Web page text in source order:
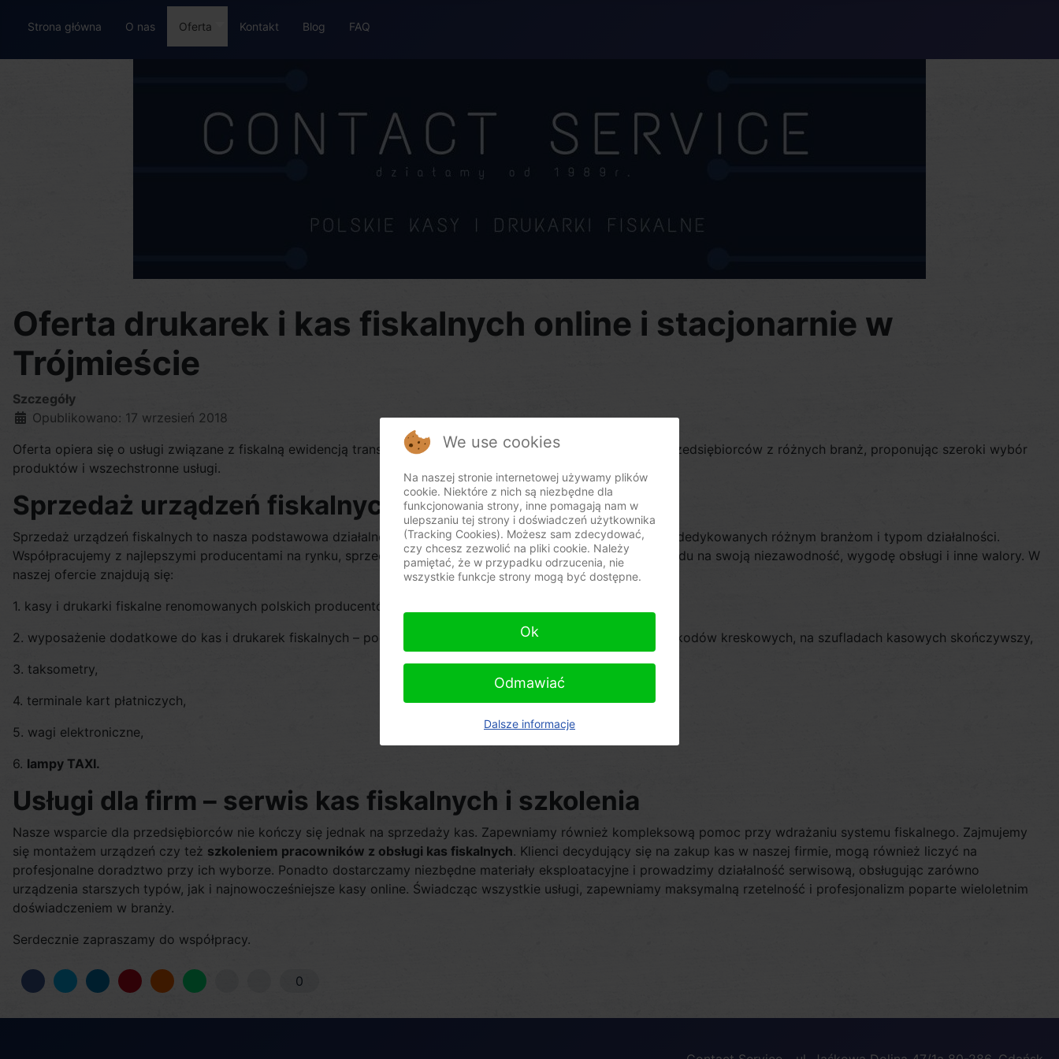
Strona główna O nas Oferta Kontakt Blog FAQ
Oferta drukarek i kas fiskalnych online i stacjonarnie w
Trójmieście
Szczegóły
Opublikowano: 17 wrzesień 2018
Oferta opiera się o usługi związane z fiskalną ewidencją transakcji. Zapewniamy kompleksowe wsparcie dla przedsiębiorców z różnych branż, proponując szeroki wybór
produktów i wszechstronne usługi.
Sprzedaż urządzeń fiskalnych i osprzętu
Sprzedaż urządzeń fiskalnych to nasza podstawowa działalność. Oferujemy bardzo szeroki wybór produktów dedykowanych różnym branżom i typom działalności.
Współpracujemy z najlepszymi producentami na rynku, sprzedając i serwisując kasy, które są cenione ze względu na swoją niezawodność, wygodę obsługi i inne walory. W
naszej ofercie znajdują się:
1. kasy i drukarki fiskalne renomowanych polskich producentów, m.in. ELZAB,
2. wyposażenie dodatkowe do kas i drukarek fiskalnych – począwszy od firmowego papieru poprzez czytniki kodów kreskowych, na szufladach kasowych skończywszy,
3. taksometry,
4. terminale kart płatniczych,
5. wagi elektroniczne,
6. lampy TAXI.
Usługi dla firm – serwis kas fiskalnych i szkolenia
Nasze wsparcie dla przedsiębiorców nie kończy się jednak na sprzedaży kas. Zapewniamy również kompleksową pomoc przy wdrażaniu systemu fiskalnego. Zajmujemy
się montażem urządzeń czy też szkoleniem pracowników z obsługi kas fiskalnych. Klienci decydujący się na zakup kas w naszej firmie, mogą również liczyć na
profesjonalne doradztwo przy ich wyborze. Ponadto dostarczamy niezbędne materiały eksploatacyjne i prowadzimy działalność serwisową, obsługując zarówno
urządzenia starszych typów, jak i najnowocześniejsze kasy online. Świadcząc wszystkie usługi, zapewniamy maksymalną rzetelność i profesjonalizm poparte wieloletnim
doświadczeniem w branży.
Serdecznie zapraszamy do współpracy.
0
We use cookies
Na naszej stronie internetowej używamy plików
cookie. Niektóre z nich są niezbędne dla
funkcjonowania strony, inne pomagają nam w
ulepszaniu tej strony i doświadczeń użytkownika
(Tracking Cookies). Możesz sam zdecydować,
czy chcesz zezwolić na pliki cookie. Należy
pamiętać, że w przypadku odrzucenia, nie
wszystkie funkcje strony mogą być dostępne.
Ok
Odmawiać
Dalsze informacje